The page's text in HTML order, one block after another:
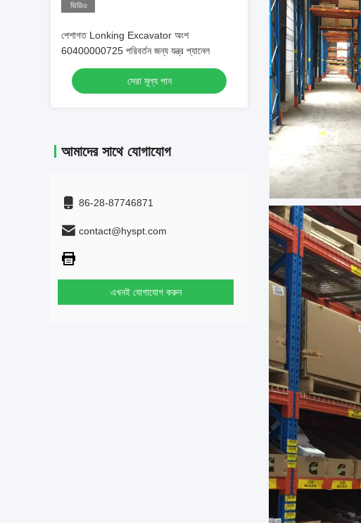
ভিডিও
পেশাগত Lonking Excavator অংশ
60400000725 পরিবর্তন জন্য যন্ত্র প্যানেল
সেরা মূল্য পান
আমাদের সাথে যোগাযোগ
86-28-87746871
contact@hyspt.com
এখনই যোগাযোগ করুন